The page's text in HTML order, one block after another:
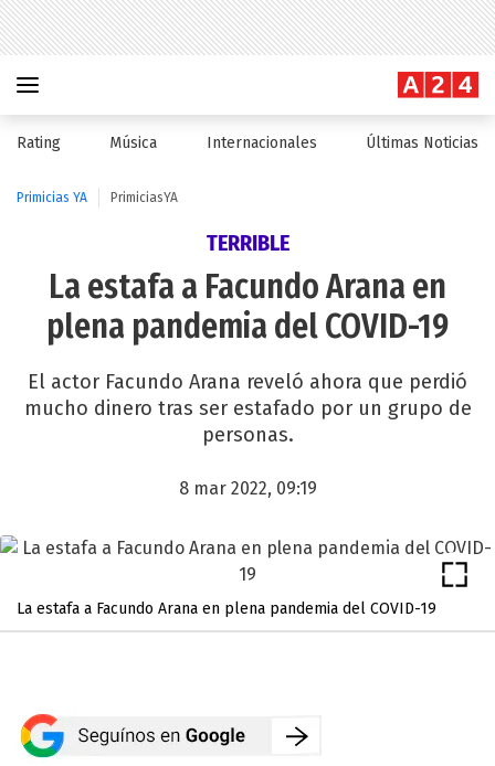
Rating Música Internacionales Últimas Noticias
Primicias YA PrimiciasYA
TERRIBLE
La estafa a Facundo Arana en
plena pandemia del COVID-19
El actor Facundo Arana reveló ahora que perdió
mucho dinero tras ser estafado por un grupo de
personas.
8 mar 2022, 09:19
La estafa a Facundo Arana en plena pandemia del COVID-19